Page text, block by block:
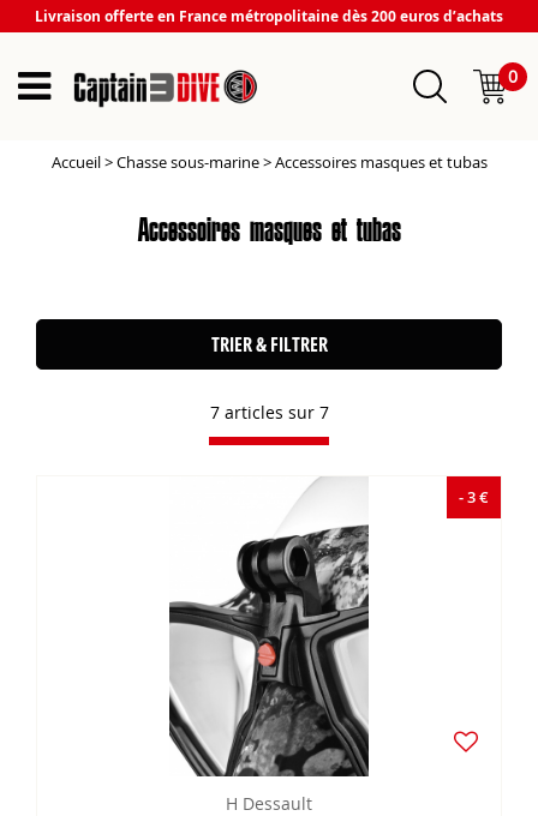
Livraison offerte en France métropolitaine dès 200 euros d’achats
0
Accueil >Chasse sous-marine >Accessoires masques et tubas
Accessoires masques et tubas
TRIER & FILTRER
7 articles sur 7
- 3 €
H Dessault